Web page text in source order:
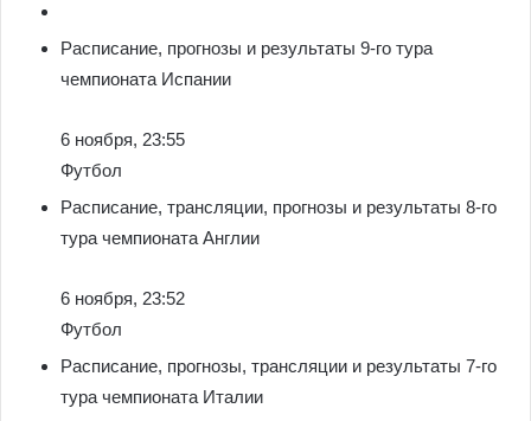
Расписание, прогнозы и результаты 9-го тура
чемпионата Испании
6 ноября, 23:55
Футбол
Расписание, трансляции, прогнозы и результаты 8-го
тура чемпионата Англии
6 ноября, 23:52
Футбол
Расписание, прогнозы, трансляции и результаты 7-го
тура чемпионата Италии